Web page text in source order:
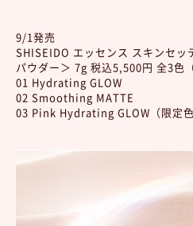
9/1発売
SHISEIDO エッセンス スキンセッ
パウダー＞ 7g 税込5,500円 全3色
01 Hydrating GLOW
02 Smoothing MATTE
03 Pink Hydrating GLOW（限定色